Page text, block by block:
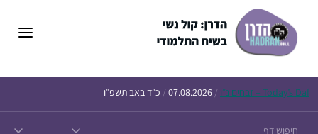
Today’s Daf – זבחים נ״ו /
07.08.2026
/ כ״ד באב תשפ״ו